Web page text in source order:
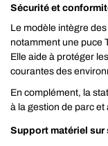
Sécurité et
Le modèle intègre
notamment une puce
Elle aide à protéger
courantes des
En complément, la
à la gestion de parc et
Support matériel sur